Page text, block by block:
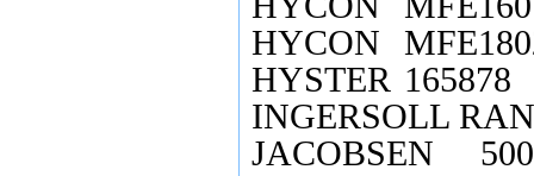
HYCON
HYSTER 165878
INGERSOLL
JACOBSEN